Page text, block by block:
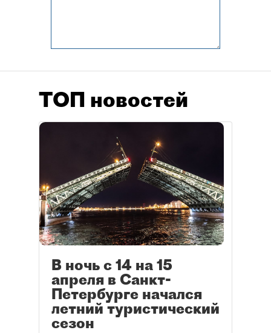
ТОП новостей
В ночь с 14 на 15
апреля в Санкт-
Петербурге начался
летний туристический
сезон